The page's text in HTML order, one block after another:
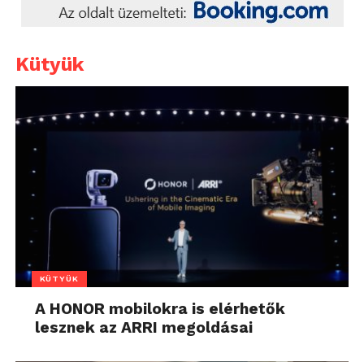
Kütyük
KÜTYÜK
A HONOR mobilokra is elérhetők
lesznek az ARRI megoldásai